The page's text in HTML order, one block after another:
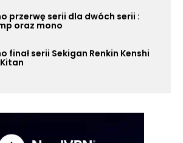
przerwę serii dla dwóch serii :
oraz mono
finał serii Sekigan Renkin Kenshi